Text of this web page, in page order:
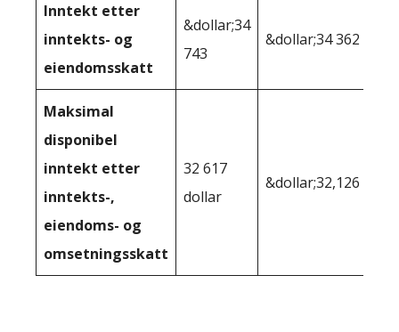
Inntekt etter
inntekts- og
eiendomsskatt
&dollar;34
743
&dollar;34 362
Maksimal
disponibel
inntekt etter
inntekts-,
eiendoms- og
omsetningsskatt
32 617
dollar
&dollar;32,126